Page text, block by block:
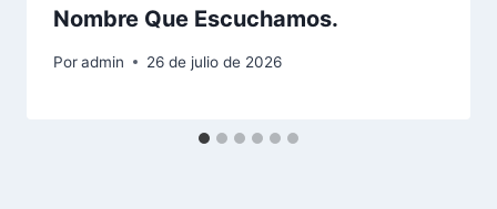
Nombre Que Escuchamos.
Poradmin 26 de julio de 2026